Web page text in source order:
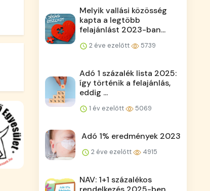
Melyik vallási közösség
kapta a legtöbb
felajánlást 2023-ban...
2 éve ezelőtt 5739
Adó 1 százalék lista 2025:
így történik a felajánlás,
eddig ...
1 év ezelőtt 5069
Adó 1% eredmények 2023
2 éve ezelőtt 4915
NAV: 1+1 százalékos